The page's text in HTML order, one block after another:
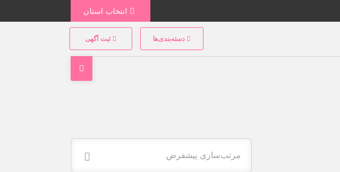
دسته‌بندی‌ها ثبت آگهی
مرتب‌سازی پیشفرض